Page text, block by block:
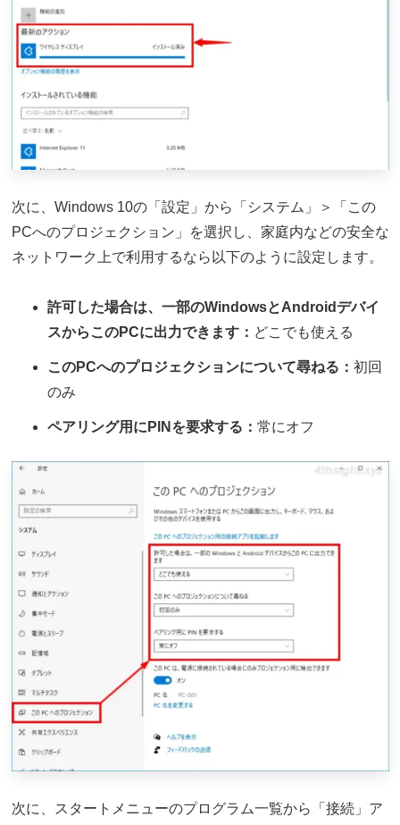
次に、Windows 10の「設定」から「システム」＞「この
PCへのプロジェクション」を選択し、家庭内などの安全な
ネットワーク上で利用するなら以下のように設定します。
許可した場合は、一部のWindowsとAndroidデバイ
スからこのPCに出力できます： どこでも使える
このPCへのプロジェクションについて尋ねる： 初回
のみ
ペアリング用にPINを要求する： 常にオフ
次に、スタートメニューのプログラム一覧から「接続」ア